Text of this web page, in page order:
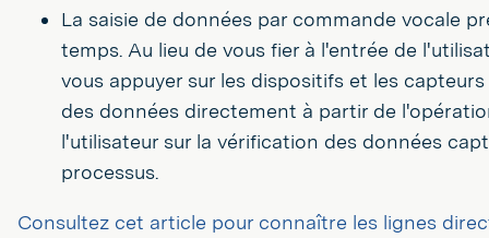
La saisie de données par commande vocale
temps. Au lieu de vous fier à l'entrée de
vous appuyer sur les dispositifs et les
des données directement à partir de
l'utilisateur sur la vérification des données
processus.
Consultez cet article pour connaître les lignes